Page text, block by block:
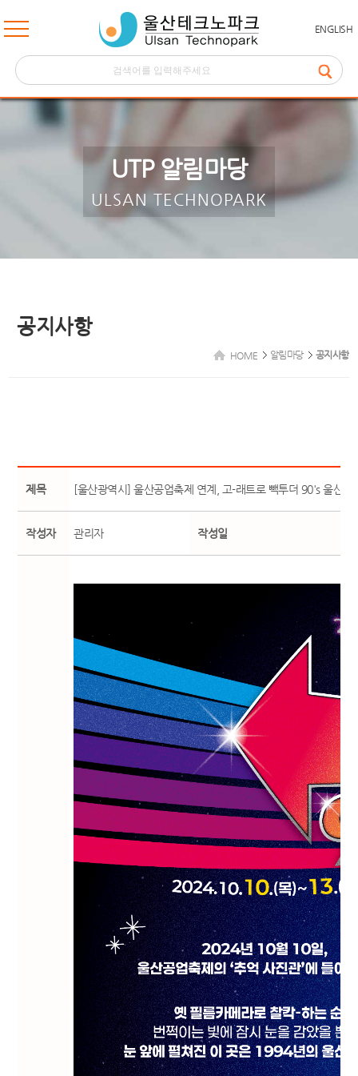
ENGLISH
UTP 알림마당
ULSAN TECHNOPARK
공지사항
HOME 알림마당 공지사항
제목 [울산광역시] 울산공업축제 연계, 고-래트로 빽투더 90's 울산
작성자 관리자 작성일